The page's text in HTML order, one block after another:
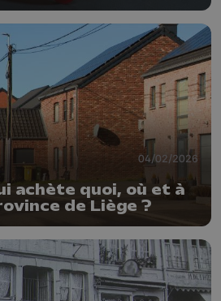
04/02/2026
achète quoi, où et à
de Liège ?